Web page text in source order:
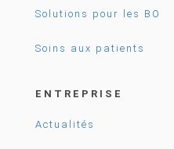
Solutions pour les BO
Soins aux patients
ENTREPRISE
Actualités